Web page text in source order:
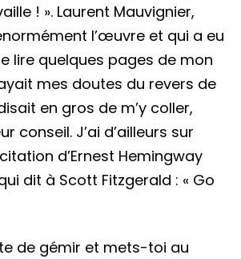
! ». Laurent Mauvignier,
l’œuvre et qui a eu
lire quelques pages de mon
mes doutes du revers de
en gros de m’y coller,
conseil. J’ai d’ailleurs sur
d’Ernest Hemingway
dit à Scott Fitzgerald : « Go
de gémir et mets-toi au